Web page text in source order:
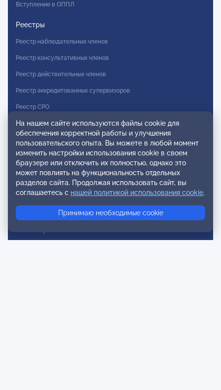
Вступление в ОППЛ
Реестры
Реестр наблюдательных членов
Реестр консультативных членов
Реестр действительных членов
Реестр аккредитованных супервизоров
Реестр СРО
Сертификация
Сертификация тренеров и преподавателей
Экспертиза и регистрация авторских продуктов
Мероприятия лиги
Календарь событий
Субботние конференции
На нашем сайте используются файлы cookie для
обеспечения корректной работы и улучшения
пользовательского опыта. Вы можете в любой момент
изменить настройки использования cookie в своем
браузере или отключить их полностью, однако это
может повлиять на функциональность отдельных
разделов сайта. Продолжая использовать сайт, вы
соглашаетесь с нашей политикой использования cookie.
Принимаю необходимые cookie